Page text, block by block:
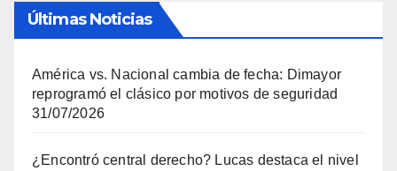
Últimas Noticias
América vs. Nacional cambia de fecha: Dimayor
reprogramó el clásico por motivos de seguridad
31/07/2026
¿Encontró central derecho? Lucas destaca el nivel